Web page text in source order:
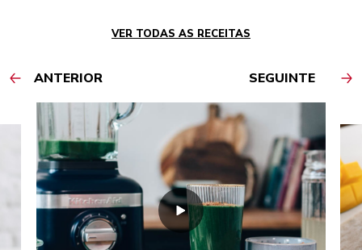
VER TODAS AS RECEITAS
ANTERIOR SEGUINTE